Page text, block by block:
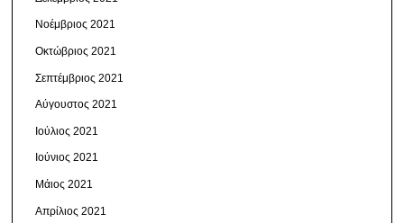
Νοέμβριος 2021
Οκτώβριος 2021
Σεπτέμβριος 2021
Αύγουστος 2021
Ιούλιος 2021
Ιούνιος 2021
Μάιος 2021
Απρίλιος 2021